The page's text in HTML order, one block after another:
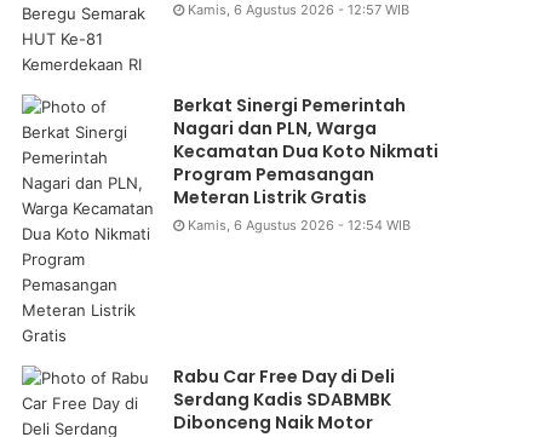
Kamis, 6 Agustus 2026 - 12:57 WIB
Berkat Sinergi Pemerintah
Nagari dan PLN, Warga
Kecamatan Dua Koto Nikmati
Program Pemasangan
Meteran Listrik Gratis
Kamis, 6 Agustus 2026 - 12:54 WIB
Rabu Car Free Day di Deli
Serdang Kadis SDABMBK
Dibonceng Naik Motor